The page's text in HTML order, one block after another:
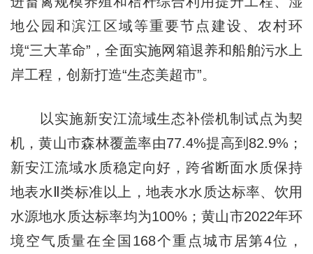
地公园和滨江区域等重要节点建设、农村环
境“三大革命”，全面实施网箱退养和船舶污水上
岸工程，创新打造“生态美超市”。
以实施新安江流域生态补偿机制试点为契
机，黄山市森林覆盖率由77.4%提高到82.9%；
新安江流域水质稳定向好，跨省断面水质保持
地表水Ⅱ类标准以上，地表水水质达标率、饮用
水源地水质达标率均为100%；黄山市2022年环
境空气质量在全国168个重点城市居第4位，